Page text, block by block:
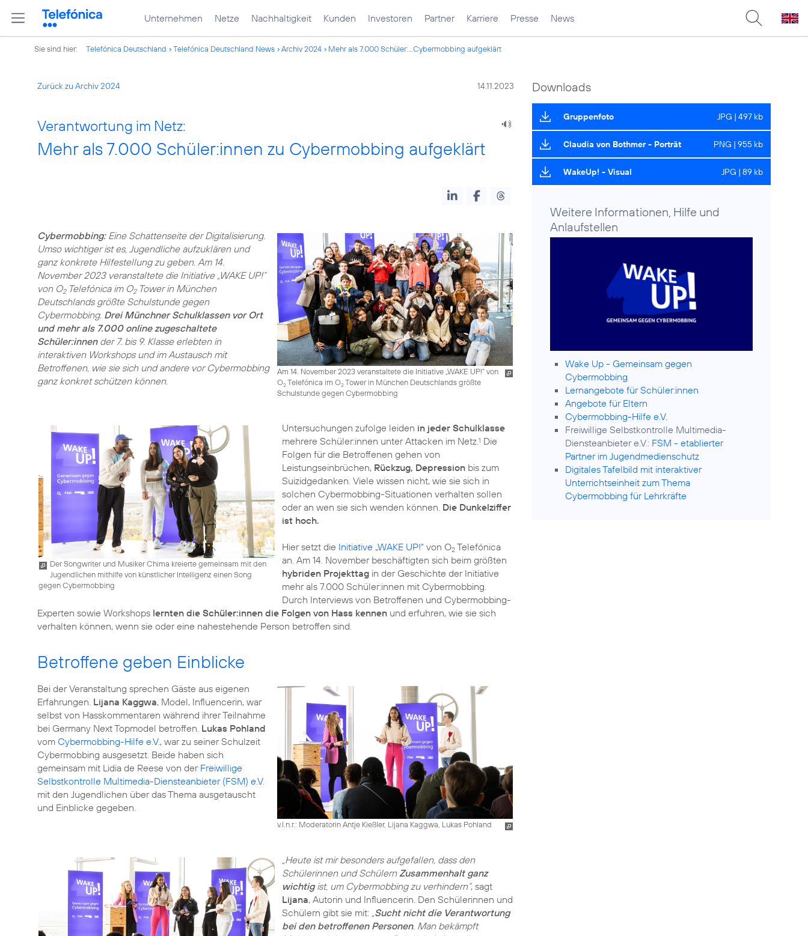
Unternehmen Netze Nachhaltigkeit Kunden Investoren Partner Karriere Presse News
Sie sind hier: Telefónica Deutschland Telefónica Deutschland News Archiv 2024 Mehr als 7.000 Schüler:...Cybermobbing aufgeklärt
Zurück zu Archiv 2024 14.11.2023
Verantwortung im Netz:
Mehr als 7.000 Schüler:innen zu Cybermobbing aufgeklärt
Am 14. November 2023 veranstaltete die Initiative „WAKE UP!“ von
O2Telefónica im O2Tower in München Deutschlands größte
Schulstunde gegen Cybermobbing
Cybermobbing:Eine Schattenseite der Digitalisierung.
Umso wichtiger ist es, Jugendliche aufzuklären und
ganz konkrete Hilfestellung zu geben. Am 14.
November 2023 veranstaltete die Initiative „WAKE UP!“
von O2Telefónica im O2Tower in München
Deutschlands größte Schulstunde gegen
Cybermobbing. Drei Münchner Schulklassen vor Ort
und mehr als 7.000 online zugeschaltete
Schüler:innender 7. bis 9. Klasse erlebten in
interaktiven Workshops und im Austausch mit
Betroffenen, wie sie sich und andere vor Cybermobbing
ganz konkret schützen können.
Der Songwriter und Musiker Chima kreierte gemeinsam mit den
Jugendlichen mithilfe von künstlicher Intelligenz einen Song
gegen Cybermobbing
Untersuchungen zufolge leiden in jeder Schulklasse
mehrere Schüler:innen unter Attacken im Netz. 1 Die
Folgen für die Betroffenen gehen von
Leistungseinbrüchen, Rückzug, Depressionbis zum
Suizidgedanken. Viele wissen nicht, wie sie sich in
solchen Cybermobbing-Situationen verhalten sollen
oder an wen sie sich wenden können. Die Dunkelziffer
ist hoch.
Hier setzt die Initiative „WAKE UP!“von O2Telefónica
an. Am 14. November beschäftigten sich beim größten
hybriden Projekttagin der Geschichte der Initiative
mehr als 7.000 Schüler:innen mit Cybermobbing.
Durch Interviews von Betroffenen und Cybermobbing-
Experten sowie Workshops lernten die Schüler:innen die Folgen von Hass kennen und erfuhren, wie sie sich
verhalten können, wenn sie oder eine nahestehende Person betroffen sind.
Betroffene geben Einblicke
v.l.n.r.: Moderatorin Antje Kießler, Lijana Kaggwa, Lukas Pohland
Bei der Veranstaltung sprechen Gäste aus eigenen
Erfahrungen. Lijana Kaggwa, Model, Influencerin, war
selbst von Hasskommentaren während ihrer Teilnahme
bei Germany Next Topmodel betroffen. Lukas Pohland
vom Cybermobbing-Hilfe e.V., war zu seiner Schulzeit
Cybermobbing ausgesetzt. Beide haben sich
gemeinsam mit Lidia de Reese von der Freiwillige
Selbstkontrolle Multimedia-Diensteanbieter (FSM) e.V.
mit den Jugendlichen über das Thema ausgetauscht
und Einblicke gegeben.
„Heute ist mir besonders aufgefallen, dass den
Schülerinnen und Schülern Zusammenhalt ganz
wichtigist, um Cybermobbing zu verhindern“, sagt
Lijana, Autorin und Influencerin. Den Schülerinnen und
Schülern gibt sie mit: Sucht nicht die Verantwortung
bei den betroffenen Personen. Man bekämpft
Downloads
Gruppenfoto JPG | 497 kb
Claudia von Bothmer - Porträt PNG | 955 kb
WakeUp! - Visual JPG | 89 kb
Weitere Informationen, Hilfe und
Anlaufstellen
Wake Up - Gemeinsam gegen
Cybermobbing
Lernangebote für Schüler:innen
Angebote für Eltern
Cybermobbing-Hilfe e.V.
Freiwillige Selbstkontrolle Multimedia-
Diensteanbieter e.V.: FSM - etablierter
Partner im Jugendmedienschutz
Digitales Tafelbild mit interaktiver
Unterrichtseinheit zum Thema
Cybermobbing für Lehrkräfte